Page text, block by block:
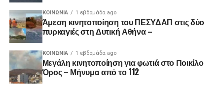
ΚΟΙΝΩΝΊΑ 1 εβδομάδα ago
Άμεση κινητοποίηση του ΠΕΣΥΔΑΠ στις δύο
πυρκαγιές στη Δυτική Αθήνα –
ΚΟΙΝΩΝΊΑ 1 εβδομάδα ago
Μεγάλη κινητοποίηση για φωτιά στο Ποικίλο
Όρος – Μήνυμα από το 112